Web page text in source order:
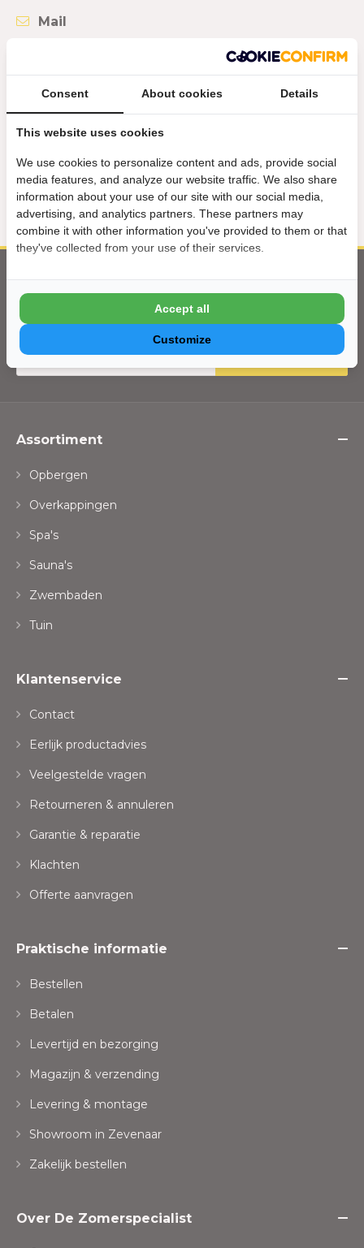
Mail
info@dezomerspecialist.nl
Whatsapp
06 - 49 81 24 65
eerste in je inbox?
Gratis inschrijven
Assortiment
Opbergen
Overkappingen
Spa's
Sauna's
Zwembaden
Tuin
Klantenservice
Contact
Eerlijk productadvies
Veelgestelde vragen
Retourneren & annuleren
Garantie & reparatie
Klachten
Offerte aanvragen
Praktische informatie
Bestellen
Betalen
Levertijd en bezorging
Magazijn & verzending
Levering & montage
Showroom in Zevenaar
Zakelijk bestellen
Over De Zomerspecialist
Consent About cookies Details
This website uses cookies
We use cookies to personalize content and ads, provide social
media features, and analyze our website traffic. We also share
information about your use of our site with our social media,
advertising, and analytics partners. These partners may
combine it with other information you've provided to them or that
they've collected from your use of their services.
Customize
Accept all